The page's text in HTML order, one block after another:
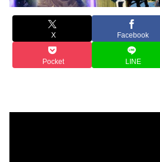
X Facebook
Pocket LINE